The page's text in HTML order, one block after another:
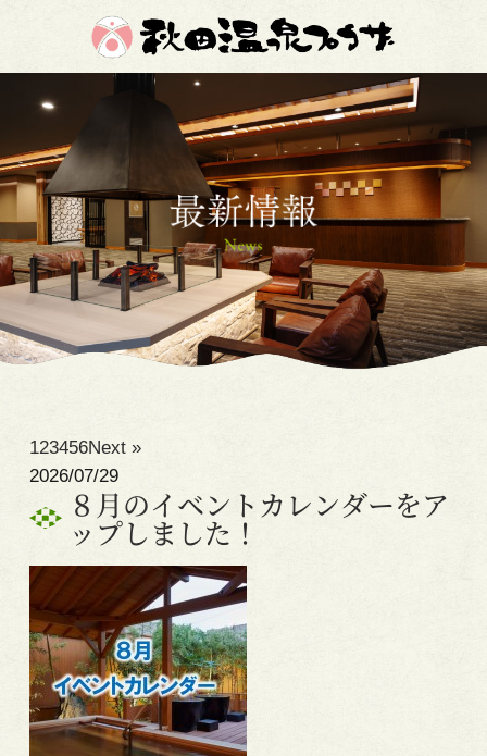
123456Next »
2026/07/29
８月のイベントカレンダーをア
ップしました！